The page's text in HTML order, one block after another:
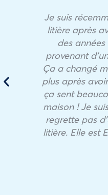
Je suis
litière après
des
provenant
Ça a changé
plus après
ça sent
maison ! Je
regrette pas
litière. Elle est